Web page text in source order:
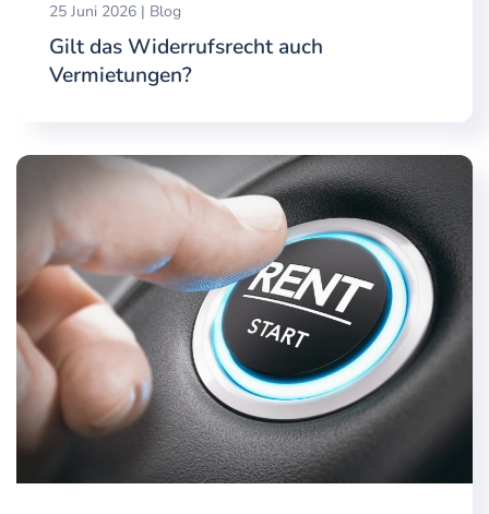
25 Juni 2026 | Blog
Gilt das Widerrufsrecht auch
Vermietungen?